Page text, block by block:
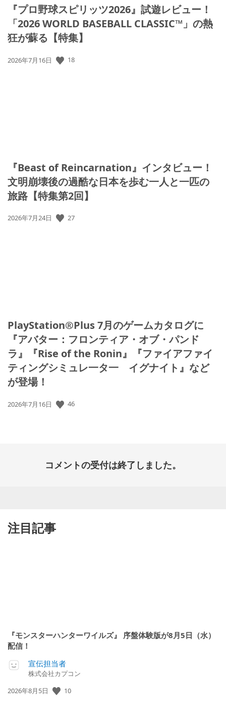
『プロ野球スピリッツ2026』試遊レビュー！
「2026 WORLD BASEBALL CLASSIC™」の熱
狂が蘇る【特集】
公
2026年7月16日 18
『Beast of Reincarnation』インタビュー！
文明崩壊後の過酷な日本を歩む一人と一匹の
旅路【特集第2回】
公
2026年7月24日 27
PlayStation®Plus 7月のゲームカタログに
『アバター：フロンティア・オブ・パンド
ラ』『Rise of the Ronin』『ファイアファイ
ティングシミュレ一タ一 イグナイト』など
が登場！
公
2026年7月16日 46
コメントの受付は終了しました。
注目記事
『モンスターハンターワイルズ』 序盤体験版が8月5日（水）
配信！
宣伝担当者
株式会社カプコン
公
2026年8月5日 10